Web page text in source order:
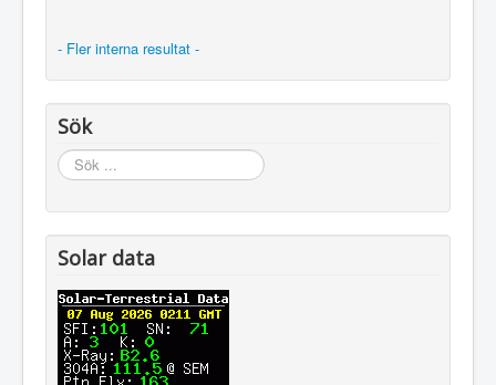
- Fler interna resultat -
Sök
Sök
...
Solar data